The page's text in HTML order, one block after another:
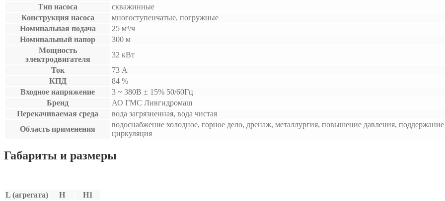
Тип насоса
скважинные
Конструкция насоса
многоступенчатые, погружные
Номинальная подача
25 м³/ч
Номинальный напор
300 м
Мощность
электродвигателя
32 кВт
Ток
73 А
КПД
84 %
Входное напряжение
3 ~ 380B ± 15% 50/60Гц
Бренд
АО ГМС Ливгидромаш
Перекачиваемая среда
вода загрязненная, вода чистая
Область применения
водоснабжение холодное, горное дело, дренаж, металлургия, повышение давления,
циркуляция
Габариты и размеры
L (агрегата) H
H1